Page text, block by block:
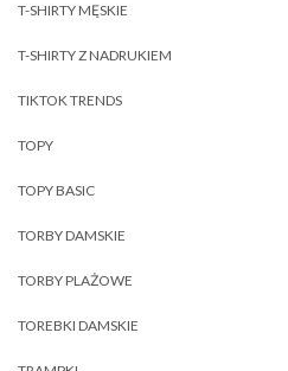
T-SHIRTY MĘSKIE
T-SHIRTY Z NADRUKIEM
TIKTOK TRENDS
TOPY
TOPY BASIC
TORBY DAMSKIE
TORBY PLAŻOWE
TOREBKI DAMSKIE